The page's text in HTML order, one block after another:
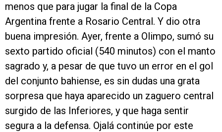
menos que para jugar la final de la Copa
Argentina frente a Rosario Central. Y dio otra
buena impresión. Ayer, frente a Olimpo, sumó su
sexto partido oficial (540 minutos) con el manto
sagrado y, a pesar de que tuvo un error en el gol
del conjunto bahiense, es sin dudas una grata
sorpresa que haya aparecido un zaguero central
surgido de las Inferiores, y que haga sentir
segura a la defensa. Ojalá continúe por este